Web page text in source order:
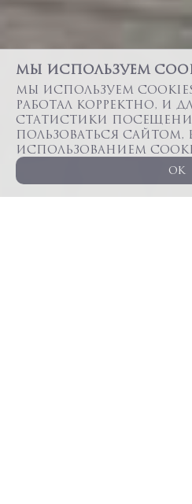
Мы используем
Мы используем
работал корректно, и
статистики
пользоваться сайтом,
использованием
OK